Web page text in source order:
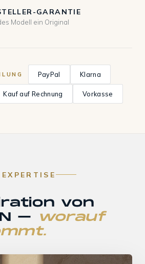
GARANTIE
Modell ein Original
PayPal Klarna
Kauf auf Rechnung Vorkasse
von
–
worauf